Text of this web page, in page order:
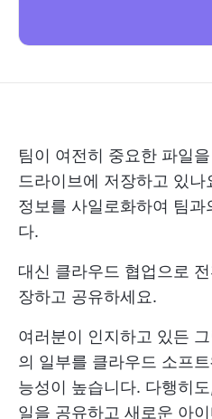
팀이 여전히 중요한 파일
드라이브에 저장하고 있
정보를 사일로화하여 팀과
다.
대신 클라우드 협업으로
장하고 공유하세요.
여러분이 인지하고 있든
의 일부를 클라우드 소프
능성이 높습니다. 다행히
일을 공유하고 새로운 아